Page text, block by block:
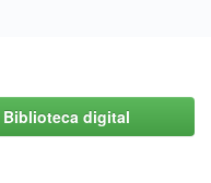
Biblioteca digital